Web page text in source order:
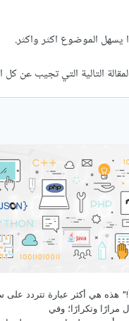
يسهل الموضوع اكثر واكثر.
التالية التي تجيب عن كل